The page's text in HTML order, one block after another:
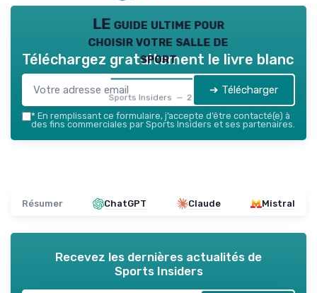
LE guide ultime pour
choisir votre salle de
sport
Sports Insiders — 2026
Téléchargez gratuitement le livre blanc
➔ Télécharger
* En remplissant ce formulaire, j’accepte d’être contacté(e) à
des fins commerciales par Sports Insiders et ses partenaires.
Résumer ChatGPT Claude Mistral
Recevez les dernières actualités de
Sports Insiders